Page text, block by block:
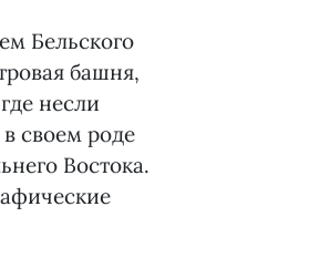
Бельского
башня,
несли
своем роде
Востока.